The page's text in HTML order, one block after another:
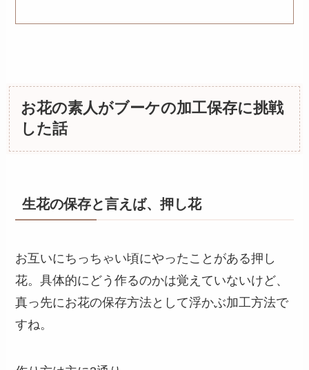
お花の素人がブーケの加工保存に挑戦
した話
生花の保存と言えば、押し花
お互いにちっちゃい頃にやったことがある押し
花。具体的にどう作るのかは覚えていないけど、
真っ先にお花の保存方法として浮かぶ加工方法で
すね。